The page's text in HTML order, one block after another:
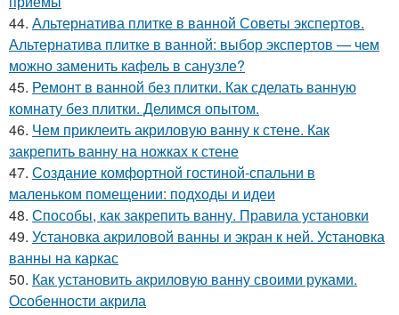
44. Альтернатива плитке в ванной Советы экспертов.
Альтернатива плитке в ванной: выбор экспертов — чем
можно заменить кафель в санузле?
45. Ремонт в ванной без плитки. Как сделать ванную
комнату без плитки. Делимся опытом.
46. Чем приклеить акриловую ванну к стене. Как
закрепить ванну на ножках к стене
47. Создание комфортной гостиной-спальни в
маленьком помещении: подходы и идеи
48. Способы, как закрепить ванну. Правила установки
49. Установка акриловой ванны и экран к ней. Установка
ванны на каркас
50. Как установить акриловую ванну своими руками.
Особенности акрила